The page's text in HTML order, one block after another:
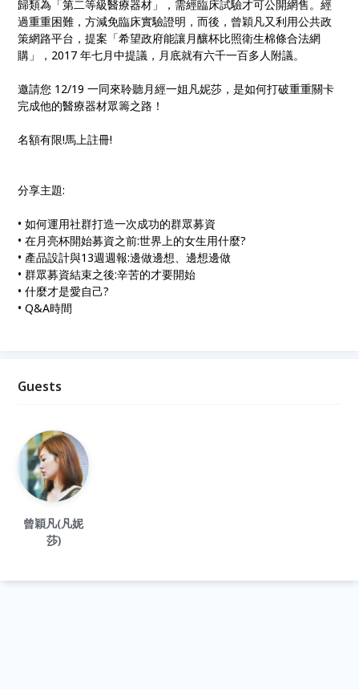
歸類為「第二等級醫療器材」，需經臨床試驗才可公開網售。經
過重重困難，方減免臨床實驗證明，而後，曾穎凡又利用公共政
策網路平台，提案「希望政府能讓月釀杯比照衛生棉條合法網
購」，2017 年七月中提議，月底就有六千一百多人附議。
邀請您 12/19 一同來聆聽月經一姐凡妮莎，是如何打破重重關卡
完成他的醫療器材眾籌之路！
名額有限!馬上註冊!
分享主題:
• 如何運用社群打造一次成功的群眾募資
• 在月亮杯開始募資之前:世界上的女生用什麼?
• 產品設計與13週週報:邊做邊想、邊想邊做
• 群眾募資結束之後:辛苦的才要開始
• 什麼才是愛自己?
• Q&A時間
Guests
曾穎凡(凡妮
莎)